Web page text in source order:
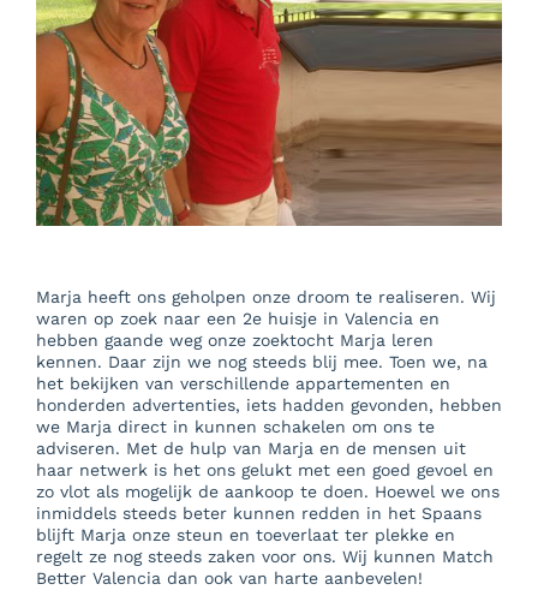
Offices
Beautiful Malaga
Blog
Marja heeft ons geholpen onze droom te realiseren. Wij
waren op zoek naar een 2e huisje in Valencia en
hebben gaande weg onze zoektocht Marja leren
kennen. Daar zijn we nog steeds blij mee. Toen we, na
het bekijken van verschillende appartementen en
honderden advertenties, iets hadden gevonden, hebben
we Marja direct in kunnen schakelen om ons te
adviseren. Met de hulp van Marja en de mensen uit
haar netwerk is het ons gelukt met een goed gevoel en
zo vlot als mogelijk de aankoop te doen. Hoewel we ons
inmiddels steeds beter kunnen redden in het Spaans
blijft Marja onze steun en toeverlaat ter plekke en
regelt ze nog steeds zaken voor ons. Wij kunnen Match
Better Valencia dan ook van harte aanbevelen!